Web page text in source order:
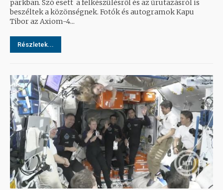
parkban. Szó esett a felkészülésről és az űrutazásról is
beszéltek a közönségnek. Fotók és autogramok Kapu
Tibor az Axiom-4...
Részletek...